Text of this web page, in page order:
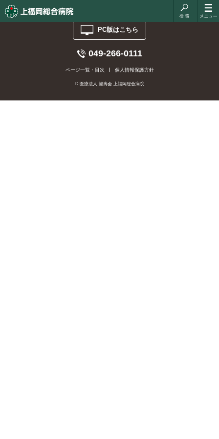
PC版はこちら
049-266-0111
ページ一覧・目次 個人情報保護方針
© 医療法人 誠壽会 上福岡総合病院